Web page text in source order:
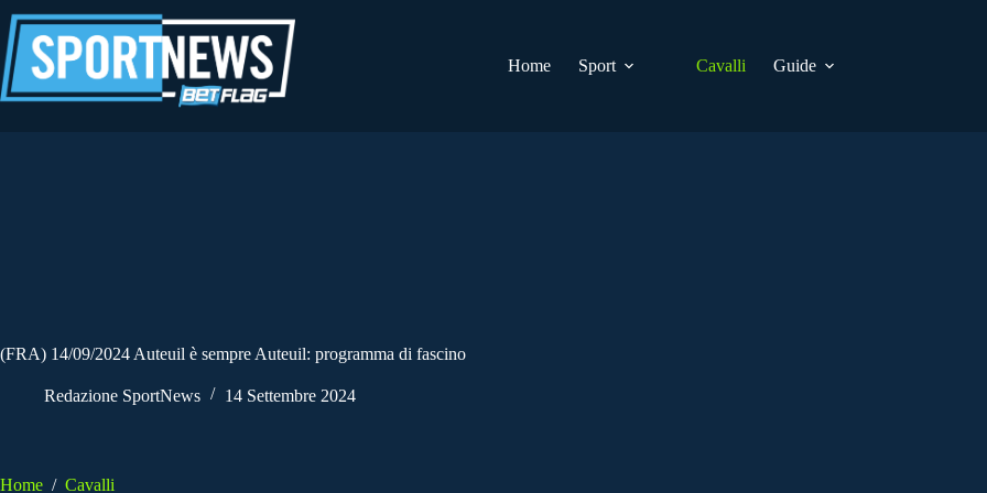
al
contenuto
Home
Sport Cavalli Guide
(FRA) 14/09/2024 Auteuil è sempre Auteuil: programma di fascino
Redazione SportNews 14 Settembre 2024
Home / Cavalli